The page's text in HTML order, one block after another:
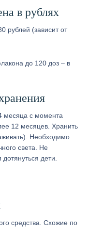
в рублях
рублей (зависит от
до 120 доз – в
месяца с момента
12 месяцев. Хранить
Необходимо
света. Не
дети.
средства. Схожие по